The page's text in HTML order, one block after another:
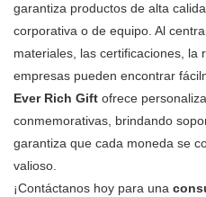
garantiza productos de alta
corporativa o de equipo. Al
materiales, las certificaciones, la
empresas pueden encontrar
Ever Rich Gift ofrece
conmemorativas, brindando
garantiza que cada moneda se
valioso.
¡Contáctanos hoy para una